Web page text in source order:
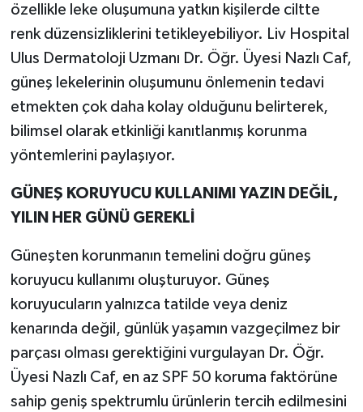
özellikle leke oluşumuna yatkın kişilerde ciltte
renk düzensizliklerini tetikleyebiliyor. Liv Hospital
Ulus Dermatoloji Uzmanı Dr. Öğr. Üyesi Nazlı Caf,
güneş lekelerinin oluşumunu önlemenin tedavi
etmekten çok daha kolay olduğunu belirterek,
bilimsel olarak etkinliği kanıtlanmış korunma
yöntemlerini paylaşıyor.
GÜNEŞ KORUYUCU KULLANIMI YAZIN DEĞİL,
YILIN HER GÜNÜ GEREKLİ
Güneşten korunmanın temelini doğru güneş
koruyucu kullanımı oluşturuyor. Güneş
koruyucuların yalnızca tatilde veya deniz
kenarında değil, günlük yaşamın vazgeçilmez bir
parçası olması gerektiğini vurgulayan Dr. Öğr.
Üyesi Nazlı Caf, en az SPF 50 koruma faktörüne
sahip geniş spektrumlu ürünlerin tercih edilmesini